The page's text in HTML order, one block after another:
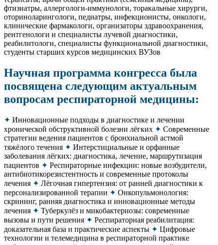
фтизиатры, аллергологи-иммунологи, торакальные хирурги,
оториноларингологи, педиатры, инфекционисты, онкологи,
клинические фармакологи, организаторы здравоохранения,
рентгенологи и специалисты лучевой диагностики,
реабилитологи, специалисты функциональной диагностики,
студенты старших курсов медицинских ВУЗов
Научная программа конгресса была
посвящена следующим актуальным
вопросам респираторной медицины:
✦ Инновационные подходы в диагностике и лечении
хронической обструктивной болезни лёгких ✦ Современные
стратегии ведения пациентов с бронхиальной астмой
тяжёлого течения ✦ Интерстициальные и орфанные
заболевания лёгких: диагностика, лечение, маршрутизация
пациентов ✦ Респираторные инфекции: новые возбудители,
антибиотикорезистентность и современные протоколы
лечения ✦ Лёгочная гипертензия: от ранней диагностики к
персонализированной терапии ✦ Онкопульмонология:
скрининг, ранняя диагностика и инновационные методы
лечения ✦ Туберкулёз и микобактериозы: современные
вызовы и пути решения ✦ Респираторная реабилитация:
доказательная база и практические аспекты ✦ Цифровые
технологии и телемедицина в респираторной практике